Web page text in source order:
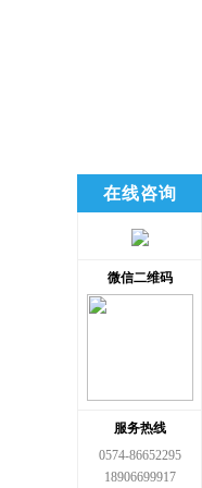
在线咨询
微信二维码
服务热线
0574-86652295
18906699917